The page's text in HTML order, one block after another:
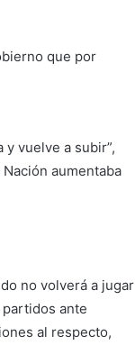
que por
vuelve a subir”,
aumentaba
no volverá a jugar
ante
al respecto,